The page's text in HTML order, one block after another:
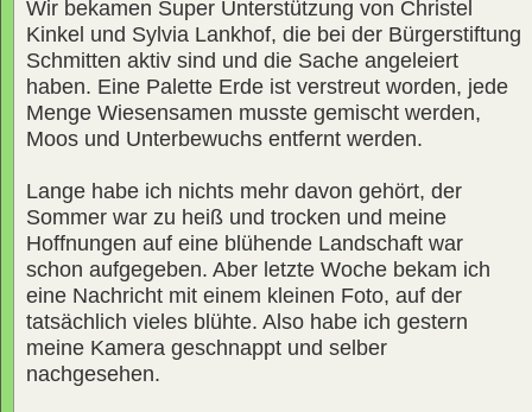
Wir bekamen Super Unterstützung von Christel
Kinkel und Sylvia Lankhof, die bei der Bürgerstiftung
Schmitten aktiv sind und die Sache angeleiert
haben. Eine Palette Erde ist verstreut worden, jede
Menge Wiesensamen musste gemischt werden,
Moos und Unterbewuchs entfernt werden.
Lange habe ich nichts mehr davon gehört, der
Sommer war zu heiß und trocken und meine
Hoffnungen auf eine blühende Landschaft war
schon aufgegeben. Aber letzte Woche bekam ich
eine Nachricht mit einem kleinen Foto, auf der
tatsächlich vieles blühte. Also habe ich gestern
meine Kamera geschnappt und selber
nachgesehen.